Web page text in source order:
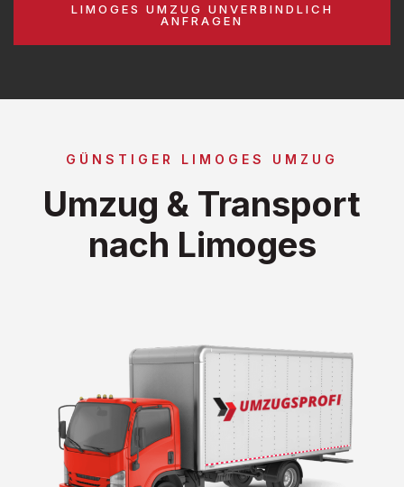
LIMOGES UMZUG UNVERBINDLICH
ANFRAGEN
GÜNSTIGER LIMOGES UMZUG
Umzug & Transport
nach Limoges